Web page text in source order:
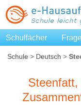
Schulfächer
Schule > Deutsch >